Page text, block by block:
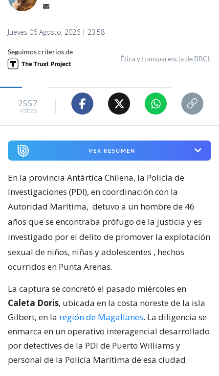
Jueves 06 Agosto, 2026 | 23:58
Seguimos criterios de
Ética y transparencia de BBCL
2557
visitas
VER RESUMEN
En la provincia Antártica Chilena, la Policía de
Investigaciones (PDI), en coordinación con la
Autoridad Marítima, detuvo a un hombre de 46
años que se encontraba prófugo de la justicia y es
investigado por el delito de promover la explotación
sexual de niños, niñas y adolescentes , hechos
ocurridos en Punta Arenas.
La captura se concretó el pasado miércoles en
Caleta Doris, ubicada en la costa noreste de la isla
Gilbert, en la región de Magallanes. La diligencia se
enmarca en un operativo interagencial desarrollado
por detectives de la PDI de Puerto Williams y
personal de la Policía Marítima de esa ciudad.